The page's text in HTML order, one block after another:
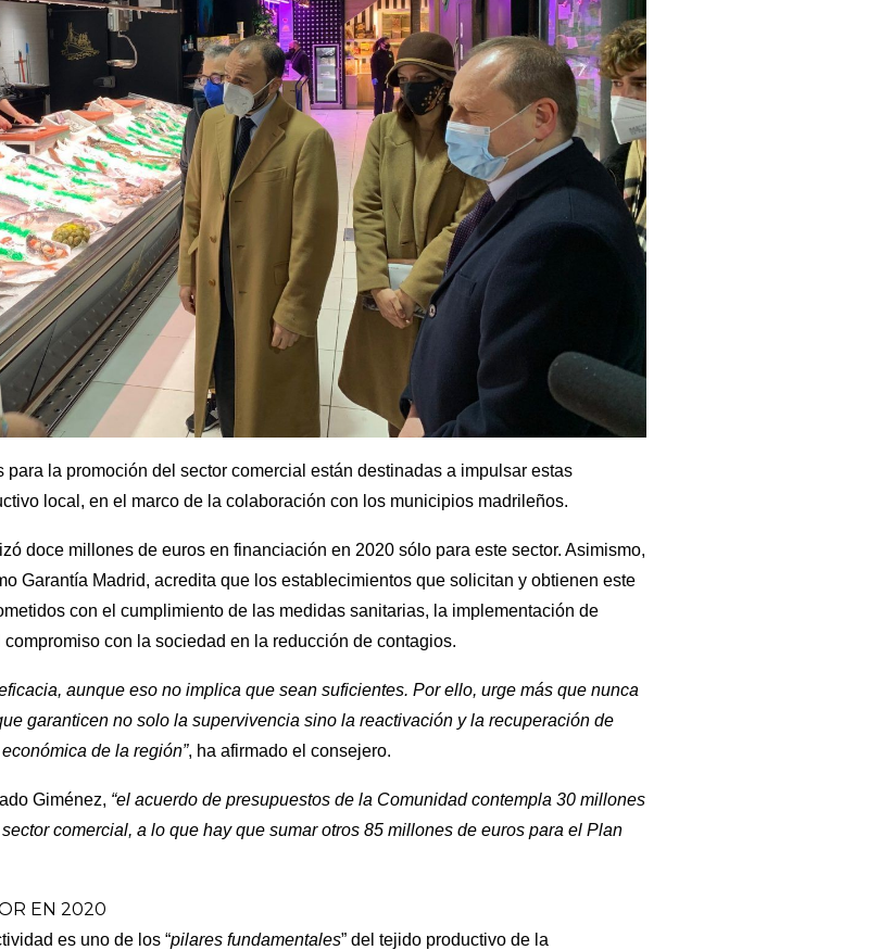
la promoción del sector comercial están destinadas a impulsar estas
local, en el marco de la colaboración con los municipios madrileños.
doce millones de euros en financiación en 2020 sólo para este sector. Asimismo,
Garantía Madrid, acredita que los establecimientos que solicitan y obtienen este
con el cumplimiento de las medidas sanitarias, la implementación de
con la sociedad en la reducción de contagios.
aunque eso no implica que sean suficientes. Por ello, urge más que nunca
garanticen no solo la supervivencia sino la reactivación y la recuperación de
de la región”, ha afirmado el consejero.
Giménez, “el acuerdo de presupuestos de la Comunidad contempla 30 millones
comercial, a lo que hay que sumar otros 85 millones de euros para el Plan
EN 2020
es uno de los “pilares fundamentales” del tejido productivo de la